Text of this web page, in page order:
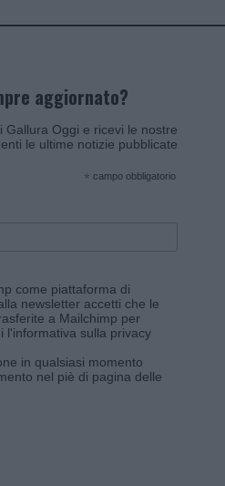
aggiornato?
Gallura Oggi e ricevi le nostre
le ultime notizie pubblicate
* campo obbligatorio
come piattaforma di
newsletter accetti che le
a Mailchimp per
l'informativa sulla privacy
in qualsiasi momento
nel piè di pagina delle